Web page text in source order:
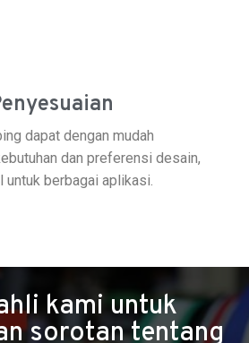
dapat dengan mudah
dan preferensi desain,
berbagai aplikasi.
kami untuk
sorotan tentang